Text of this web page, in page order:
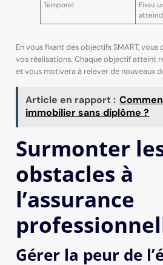
Temporel
Fixez
En vous fixant des objectifs SMART,
vos réalisations. Chaque objectif atteint
et vous motivera à relever de nouveaux
Article en rapport :
immobilier sans diplôme ?
Surmonter
obstacles à
l’assurance
Gérer la peur de